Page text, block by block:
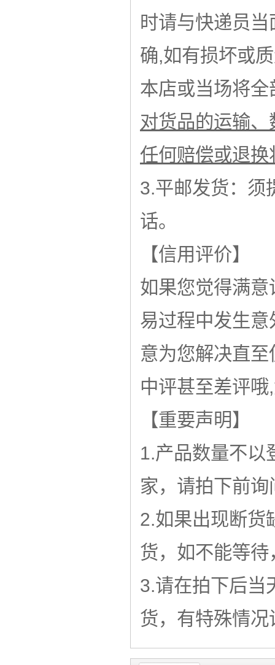
时请与快递员
确,如有损坏或
本店或当场将
对货品的运输
任何赔偿或退
3.平邮发货：须
话。
【信用评价】
如果您觉得满
易过程中发生
意为您解决直
中评甚至差评
【重要声明】
1.产品数量不以
家，请拍下前
2.如果出现断货
货，如不能等
3.请在拍下后当
货，有特殊情